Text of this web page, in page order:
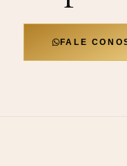
FALE